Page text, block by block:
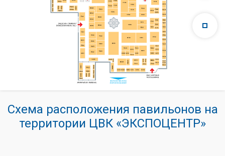
Схема расположения павильонов на
территории ЦВК «ЭКСПОЦЕНТР»